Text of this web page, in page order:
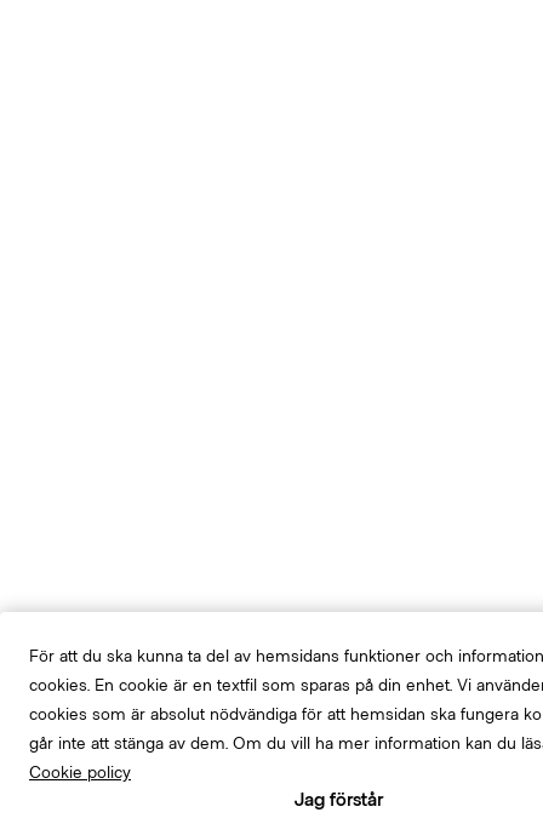
För att du ska kunna ta del av hemsidans funktioner och
cookies. En cookie är en textfil som sparas på din enhet. Vi
cookies som är absolut nödvändiga för att hemsidan ska fungera
går inte att stänga av dem. Om du vill ha mer information kan du
Cookie policy
Jag förstår